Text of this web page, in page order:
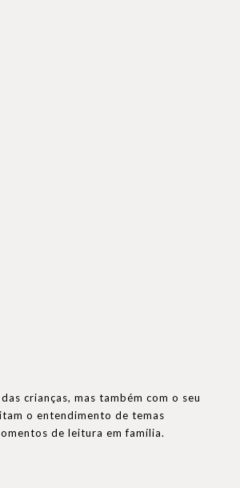
crianças, mas também com o seu
o entendimento de temas
de leitura em família.